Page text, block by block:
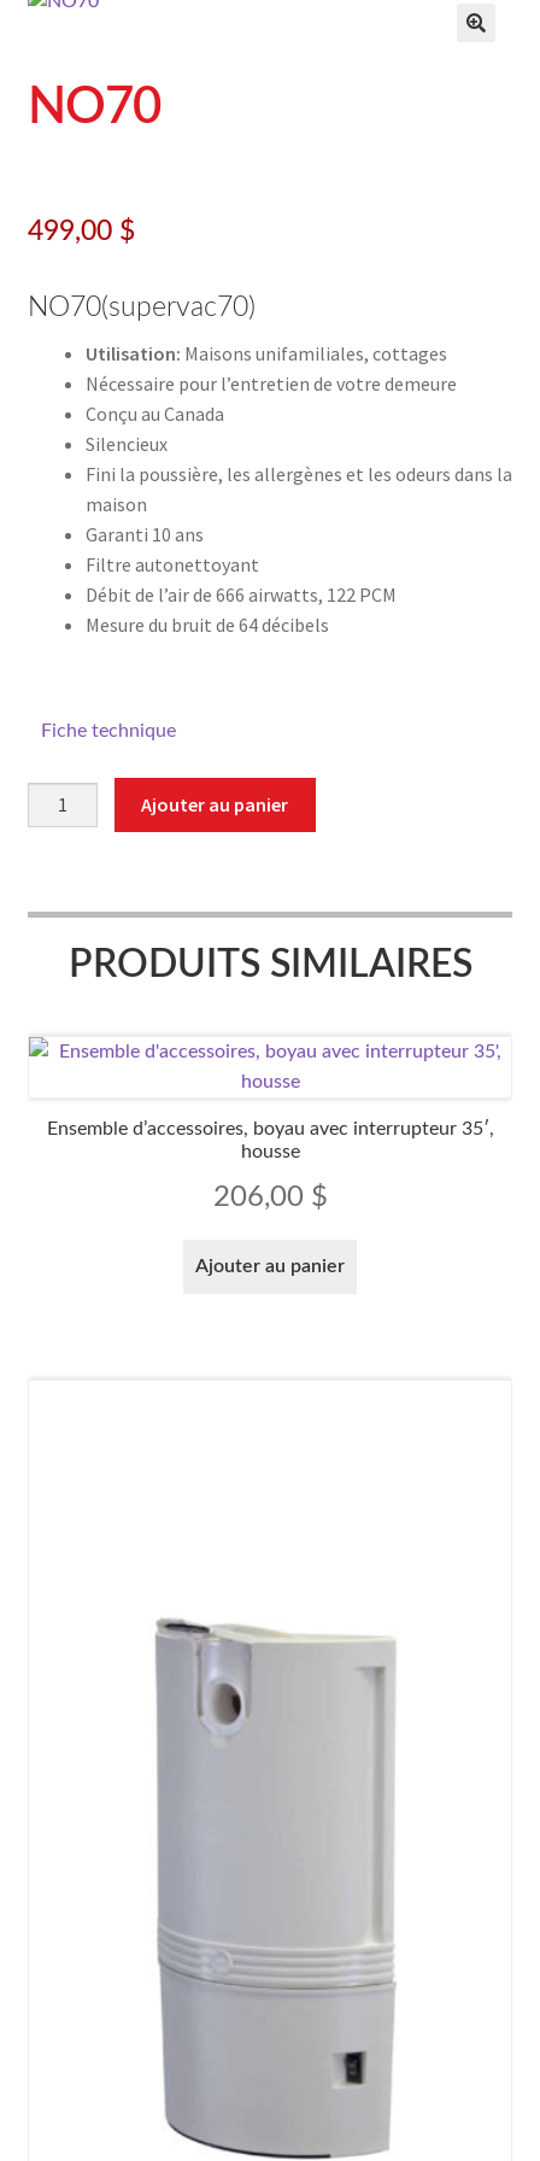
Nous joindre
NO70
499,00 $
NO70(supervac70)
Utilisation: Maisons unifamiliales, cottages
Nécessaire pour l’entretien de votre demeure
Conçu au Canada
Silencieux
Fini la poussière, les allergènes et les odeurs dans la
maison
Garanti 10 ans
Filtre autonettoyant
Débit de l’air de 666 airwatts, 122 PCM
Mesure du bruit de 64 décibels
Fiche technique
quantité
de
Ajouter au panier
PRODUITS SIMILAIRES
Ensemble d’accessoires, boyau avec interrupteur 35′,
housse
206,00 $
Ajouter au panier